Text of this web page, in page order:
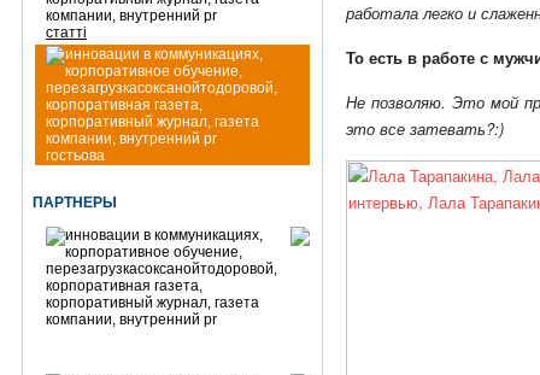
статті
гостьова
ПАРТНЕРЫ
работала легко и
То есть в работе с
Не позволяю. Это мой
это все затевать?:)